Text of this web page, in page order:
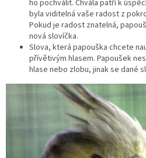
ho pochválit. Chvála patří k
byla viditelná vaše radost z
Pokud je radost znatelná,
nová slovíčka.
Slova, která papouška chcete
přívětivým hlasem. Papoušek
hlase nebo zlobu, jinak se dané